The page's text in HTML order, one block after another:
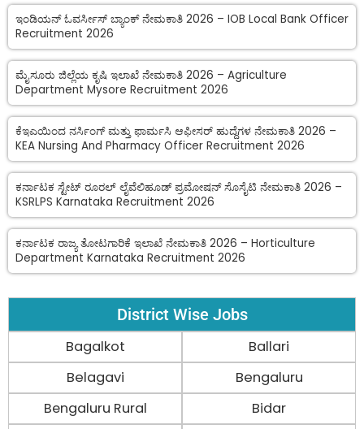
ಇಂಡಿಯನ್ ಓವರ್ಸೀಸ್ ಬ್ಯಾಂಕ್ ನೇಮಕಾತಿ 2026 – IOB Local Bank Officer
Recruitment 2026
ಮೈಸೂರು ಜಿಲ್ಲೆಯ ಕೃಷಿ ಇಲಾಖೆ ನೇಮಕಾತಿ 2026 – Agriculture
Department Mysore Recruitment 2026
ಕೆಇಎಯಿಂದ ನರ್ಸಿಂಗ್ ಮತ್ತು ಫಾರ್ಮಸಿ ಆಫೀಸರ್ ಹುದ್ದೆಗಳ ನೇಮಕಾತಿ 2026 –
KEA Nursing And Pharmacy Officer Recruitment 2026
ಕರ್ನಾಟಕ ಸ್ಟೇಟ್ ರೂರಲ್ ಲೈವೆಲಿಹೂಡ್ ಪ್ರಮೋಷನ್ ಸೊಸೈಟಿ ನೇಮಕಾತಿ 2026 –
KSRLPS Karnataka Recruitment 2026
ಕರ್ನಾಟಕ ರಾಜ್ಯ ತೋಟಗಾರಿಕೆ ಇಲಾಖೆ ನೇಮಕಾತಿ 2026 – Horticulture
Department Karnataka Recruitment 2026
District Wise Jobs
Bagalkot
Ballari
Belagavi
Bengaluru
Bengaluru Rural
Bidar